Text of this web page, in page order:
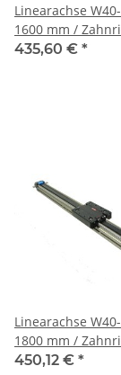
Linearachse
1600 mm /
435,60 € *
Linearachse
1800 mm /
450,12 € *